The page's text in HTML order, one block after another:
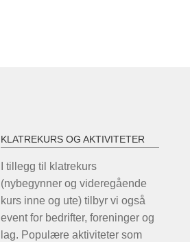
KLATREKURS OG AKTIVITETER
I tillegg til klatrekurs
(nybegynner og videregående
kurs inne og ute) tilbyr vi også
event for bedrifter, foreninger og
lag. Populære aktiviteter som